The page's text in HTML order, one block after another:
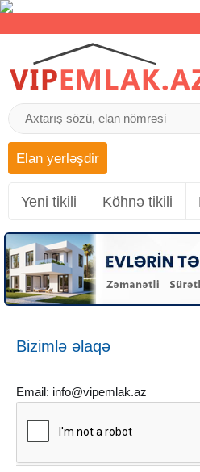
Elan yerləşdir
Yeni tikili Köhnə tikili
Bizimlə əlaqə
Email: info@vipemlak.az